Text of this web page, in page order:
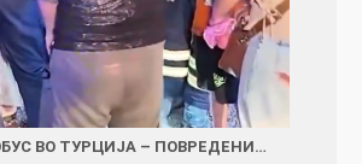
ВО ТУРЦИЈА – ПОВРЕДЕНИ…